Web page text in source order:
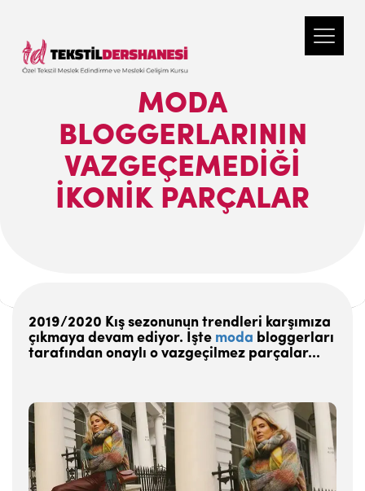
MODA
BLOGGERLARININ
VAZGEÇEMEDIĞI
IKONIK PARÇALAR
2019/2020 Kış sezonunun trendleri karşımıza
çıkmaya devam ediyor. İşte moda bloggerları
tarafından onaylı o vazgeçilmez parçalar...